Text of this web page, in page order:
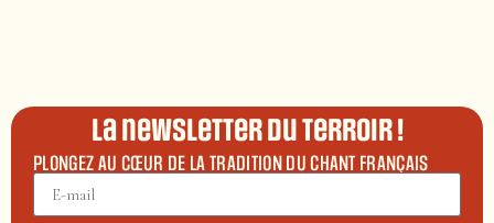
La newsletter du terroir !
PLONGEZ AU CŒUR DE LA TRADITION DU CHANT FRANÇAIS